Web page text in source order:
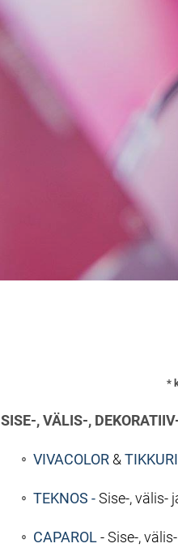
*
SISE-, VÄLIS-,
VIVACOLOR &
TEKNOS -Sise-, välis-
CAPAROL- Sise-,